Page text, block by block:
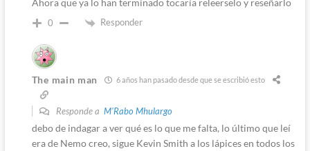
0 Responder
The main man 6 años han pasado desde que se escribió esto
Responde a M'Rabo Mhulargo
debo de indagar a ver qué es lo que me falta, lo último que leí
era de Nemo creo, sigue Kevin Smith a los lápices en todos los